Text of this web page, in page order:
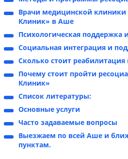
Врачи медицинской клиники
Клиник» в Аше
Психологическая поддержка
Социальная интеграция и
Сколько стоит
Почему стоит пройти
Клиник»
Список литературы:
Основные услуги
Часто задаваемые вопросы
Выезжаем по всей Аше и
пунктам.